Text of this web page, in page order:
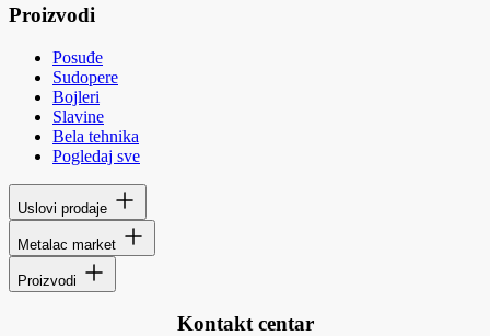
Proizvodi
Posuđe
Sudopere
Bojleri
Slavine
Bela tehnika
Pogledaj sve
Uslovi prodaje
Metalac market
Proizvodi
Kontakt centar